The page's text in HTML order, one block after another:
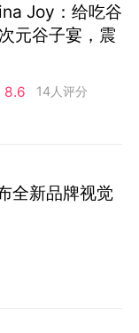
Joy：给吃谷
元谷子宴，震
8.6 14人评分
全新品牌视觉